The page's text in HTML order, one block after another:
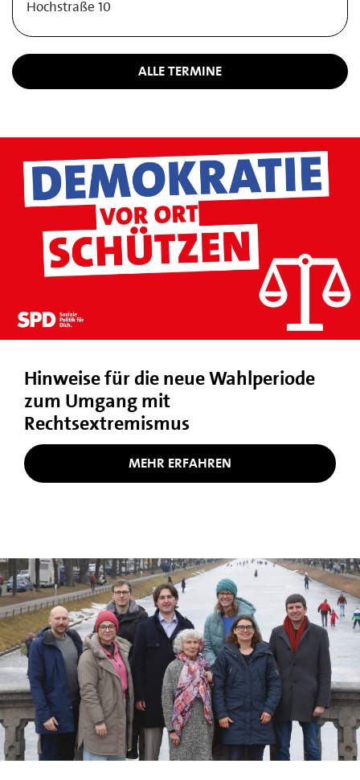
Hochstraße 10
ALLE TERMINE
Hinweise für die neue Wahlperiode
zum Umgang mit
Rechtsextremismus
MEHR ERFAHREN